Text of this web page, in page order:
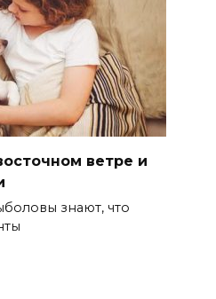
ветре и
знают, что